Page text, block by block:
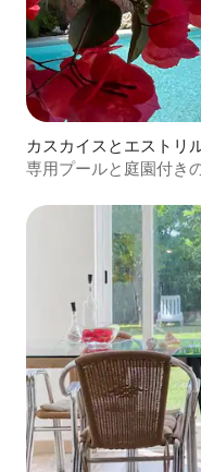
カスカイスとエストリ
スイート
専用プールと庭園付き